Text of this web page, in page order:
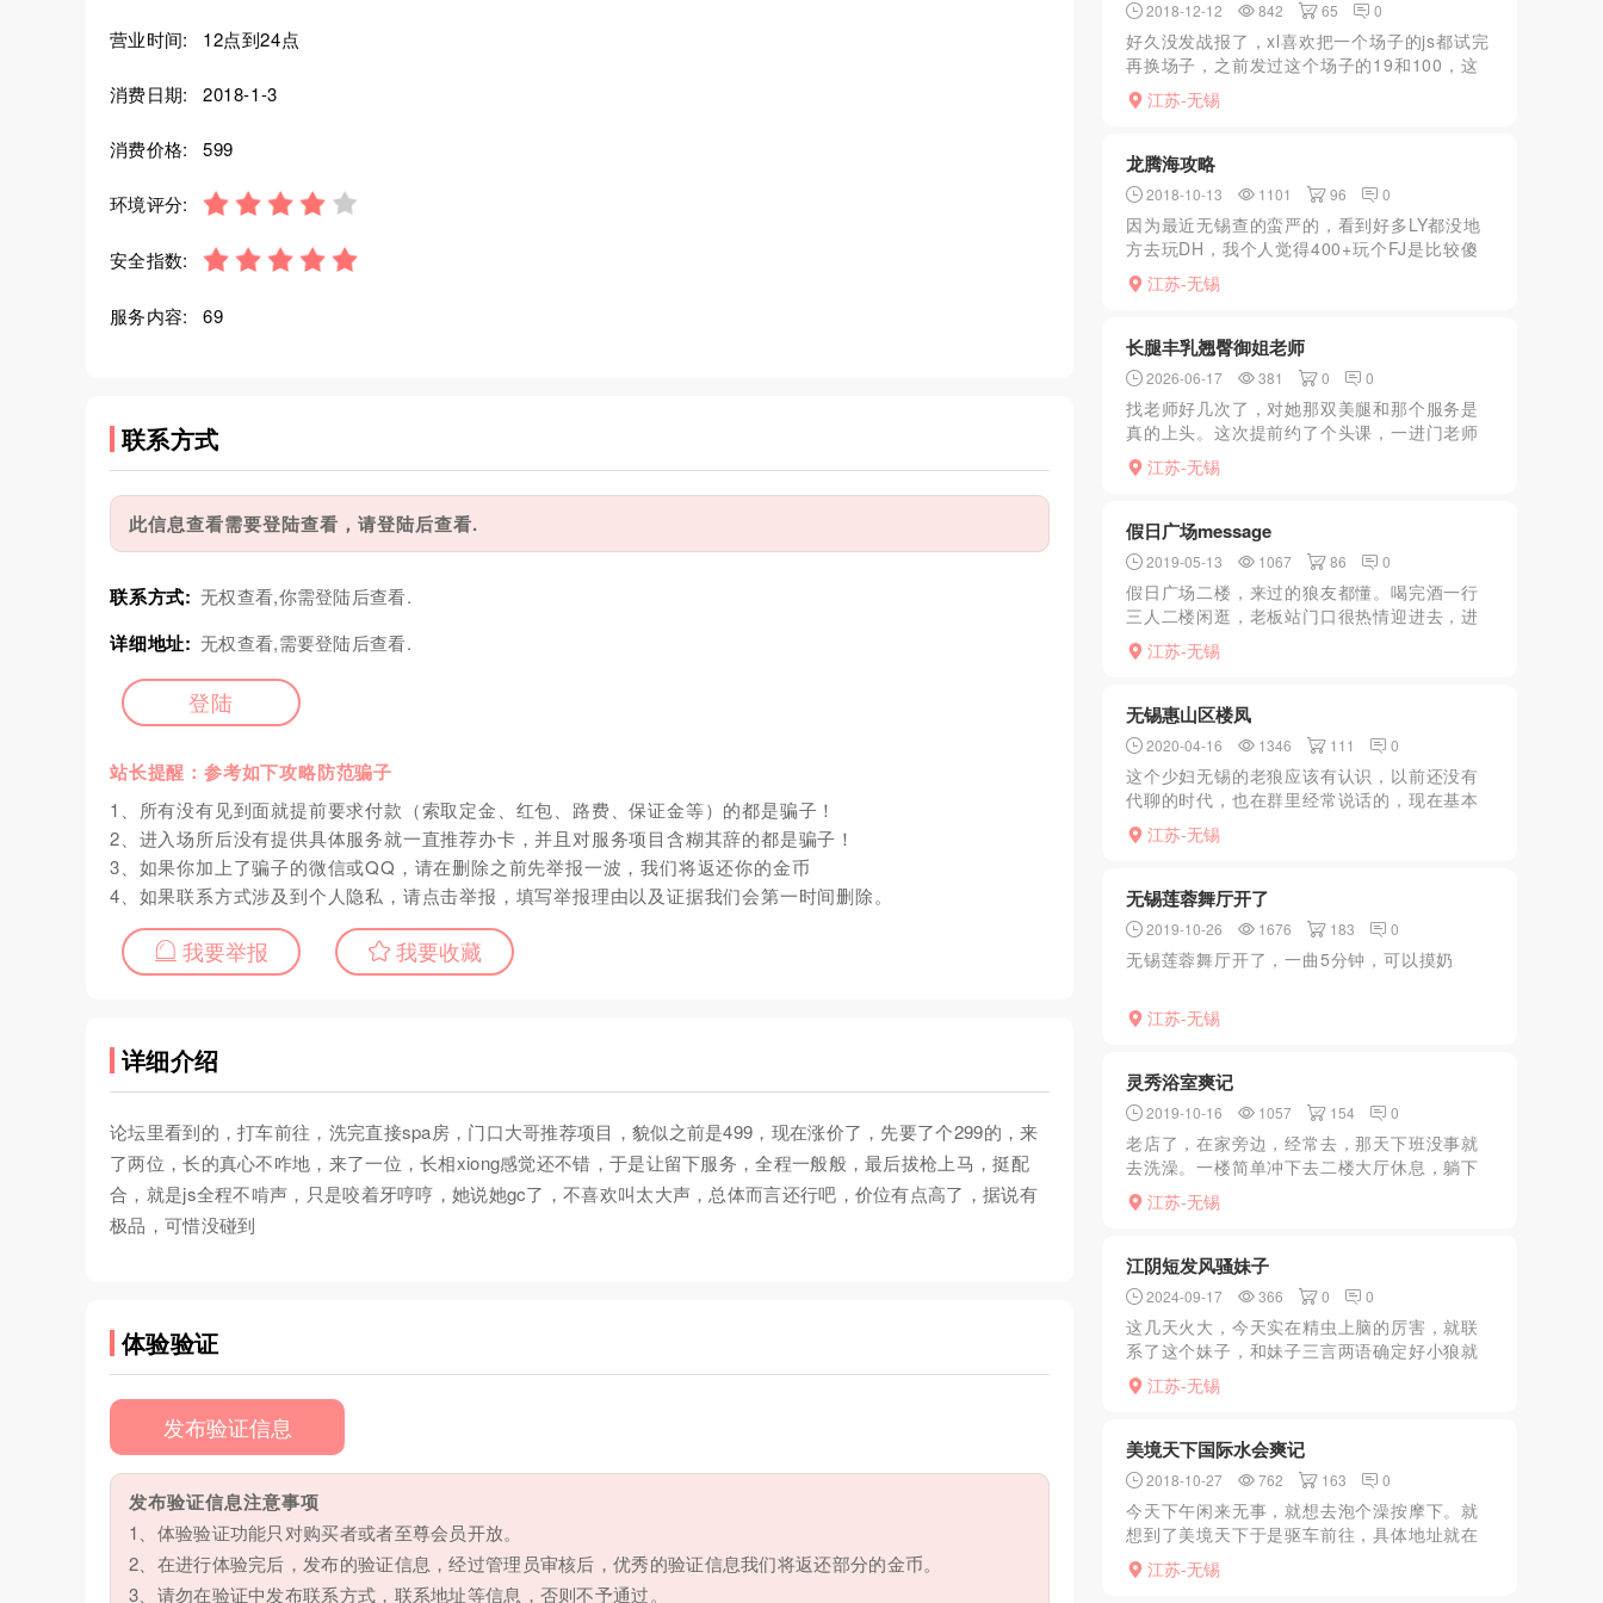
营业时间: 12点到24点
消费日期: 2018-1-3
消费价格: 599
环境评分:
安全指数:
服务内容: 69
联系方式
此信息查看需要登陆查看，请登陆后查看.
联系方式: 无权查看,你需登陆后查看.
详细地址: 无权查看,需要登陆后查看.
登陆
站长提醒：参考如下攻略防范骗子
1、所有没有见到面就提前要求付款（索取定金、红包、路费、保证金等）的都是骗子！
2、进入场所后没有提供具体服务就一直推荐办卡，并且对服务项目含糊其辞的都是骗子！
3、如果你加上了骗子的微信或QQ，请在删除之前先举报一波，我们将返还你的金币
4、如果联系方式涉及到个人隐私，请点击举报，填写举报理由以及证据我们会第一时间删除。
我要举报 我要收藏
详细介绍
论坛里看到的，打车前往，洗完直接spa房，门口大哥推荐项目，貌似之前是499，现在涨价了，先要了个299的，来
了两位，长的真心不咋地，来了一位，长相xiong感觉还不错，于是让留下服务，全程一般般，最后拔枪上马，挺配
合，就是js全程不啃声，只是咬着牙哼哼，她说她gc了，不喜欢叫太大声，总体而言还行吧，价位有点高了，据说有
极品，可惜没碰到
体验验证
发布验证信息
发布验证信息注意事项
1、体验验证功能只对购买者或者至尊会员开放。
2、在进行体验完后，发布的验证信息，经过管理员审核后，优秀的验证信息我们将返还部分的金币。
3、请勿在验证中发布联系方式，联系地址等信息，否则不予通过。
2018-12-12 842 65 0
好久没发战报了，xl喜欢把一个场子的js都试完
再换场子，之前发过这个场子的19和100，这
次写下55号。这个美女隆重推荐，不机车，服
务好态度好，长的也不错，这几点优点造成本
江苏-无锡
龙腾海攻略
2018-10-13 1101 96 0
因为最近无锡查的蛮严的，看到好多LY都没地
方去玩DH，我个人觉得400+玩个FJ是比较傻
的，基本没DH就不去。再说龙腾海这个地方，
里面JS到老板都是温州人，小狼去了一年多了
江苏-无锡
长腿丰乳翘臀御姐老师
2026-06-17 381 0 0
找老师好几次了，对她那双美腿和那个服务是
真的上头。这次提前约了个头课，一进门老师
就笑着迎上来，黑丝大长腿直接怼到眼前，看
得我当场就硬了。坐那儿聊了会儿，老师递了
江苏-无锡
假日广场message
2019-05-13 1067 86 0
假日广场二楼，来过的狼友都懂。喝完酒一行
三人二楼闲逛，老板站门口很热情迎进去，进
屋点菜，一排67个妹子让选，下面老一套程序
不表，678三个档次，多的东西没意思，选择6
江苏-无锡
无锡惠山区楼凤
2020-04-16 1346 111 0
这个少妇无锡的老狼应该有认识，以前还没有
代聊的时代，也在群里经常说话的，现在基本
只做熟客，一般不在群里说话。现在简单介绍
一下，胸真的很大，身上皮肤也不错，但是生
江苏-无锡
无锡莲蓉舞厅开了
2019-10-26 1676 183 0
无锡莲蓉舞厅开了，一曲5分钟，可以摸奶
江苏-无锡
灵秀浴室爽记
2019-10-16 1057 154 0
老店了，在家旁边，经常去，那天下班没事就
去洗澡。一楼简单冲下去二楼大厅休息，躺下
就有技师倒水问要不要按摩，一共三个技师，
选了一个敲了会腿去炮房。有二百三百的，三
江苏-无锡
江阴短发风骚妹子
2024-09-17 366 0 0
这几天火大，今天实在精虫上脑的厉害，就联
系了这个妹子，和妹子三言两语确定好小狼就
出发，妹子很谨慎，在门后等着小狼，不等小
狼敲门门就已经开了，进屋后小狼打量下妹
江苏-无锡
美境天下国际水会爽记
2018-10-27 762 163 0
今天下午闲来无事，就想去泡个澡按摩下。就
想到了美境天下于是驱车前往，具体地址就在
金城路与兴昌路交汇处，门口停车很方便。进
门换鞋大池子里泡泡，浑身舒爽，这里如果你
江苏-无锡